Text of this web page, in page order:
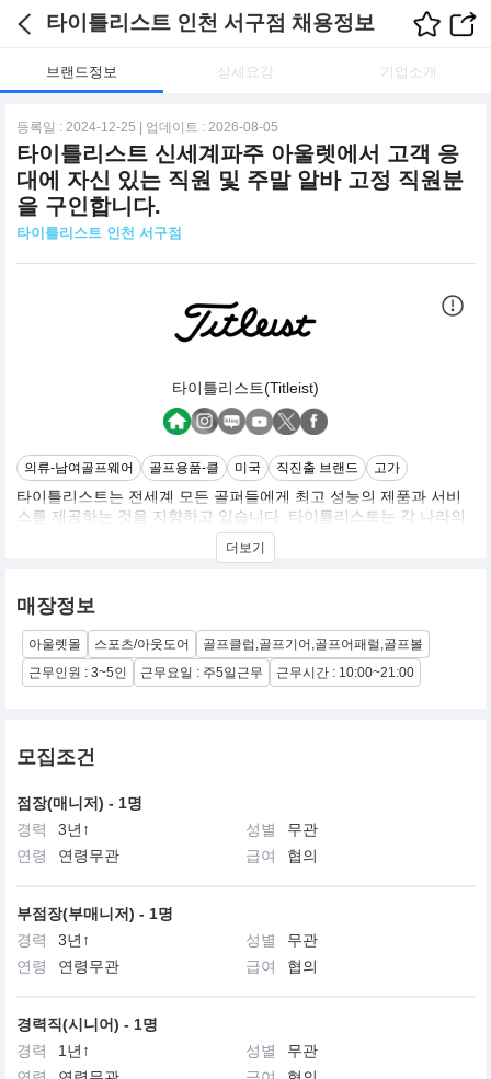
타이틀리스트 인천 서구점 채용정보
브랜드정보 상세요강 기업소개
등록일 : 2024-12-25 | 업데이트 : 2026-08-05
타이틀리스트 신세계파주 아울렛에서 고객 응
대에 자신 있는 직원 및 주말 알바 고정 직원분
을 구인합니다.
타이틀리스트 인천 서구점
타이틀리스트(Titleist)
의류-남여골프웨어 골프용품-클 미국 직진출 브랜드 고가
타이틀리스트는 전세계 모든 골퍼들에게 최고 성능의 제품과 서비
스를 제공하는 것을 지향하고 있습니다. 타이틀리스트는 각 나라의
선수 및 소비자에 초점을 맞춰 최적의 제품 개발과 유통 시스템을 제
공함으로써, 세계화를 추구함과 동시에 각각의 시장에 적합하게 운
타이틀리스트는 최상의 성능과 품질의 제품으로 골퍼들의 만족을
위해 노력하며, 이를 위한 끊임없는 도전과 지원을 기업의 문화로 삼
고 있습니다.
더보기
매장정보
아울렛몰 스포츠/아웃도어
골프클럽,골프기어,골프어패럴,골프볼
근무인원 : 3~5인
근무요일 : 주5일근무 근무시간 : 10:00~21:00
모집조건
점장(매니저) - 1명
경력
3년↑ 성별
무관
연령
연령무관 급여 협의
부점장(부매니저) - 1명
경력
3년↑ 성별
무관
연령
연령무관 급여 협의
경력직(시니어) - 1명
경력
1년↑ 성별
무관